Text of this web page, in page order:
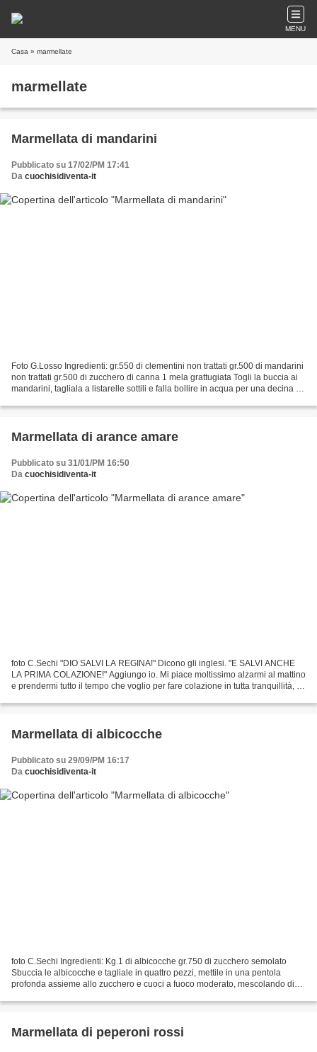
MENU
Casa » marmellate
marmellate
Marmellata di mandarini
Pubblicato su 17/02/PM 17:41
Da cuochisidiventa-it
Foto G.Losso Ingredienti: gr.550 di clementini non trattati gr.500 di mandarini
non trattati gr.500 di zucchero di canna 1 mela grattugiata Togli la buccia ai
mandarini, tagliala a listarelle sottili e falla bollire in acqua per una decina di
Marmellata di arance amare
Pubblicato su 31/01/PM 16:50
Da cuochisidiventa-it
foto C.Sechi "DIO SALVI LA REGINA!" Dicono gli inglesi. "E SALVI ANCHE
LA PRIMA COLAZIONE!" Aggiungo io. Mi piace moltissimo alzarmi al mattino
e prendermi tutto il tempo che voglio per fare colazione in tutta tranquillità, mi
Marmellata di albicocche
Pubblicato su 29/09/PM 16:17
Da cuochisidiventa-it
foto C.Sechi Ingredienti: Kg.1 di albicocche gr.750 di zucchero semolato
Sbuccia le albicocche e tagliale in quattro pezzi, mettile in una pentola
profonda assieme allo zucchero e cuoci a fuoco moderato, mescolando di
Marmellata di peperoni rossi